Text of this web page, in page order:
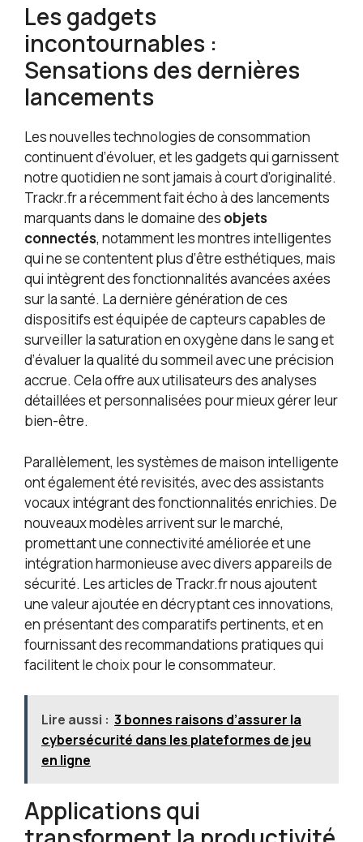
Les gadgets
incontournables :
Sensations des dernières
lancements
Les nouvelles technologies de consommation
continuent d’évoluer, et les gadgets qui garnissent
notre quotidien ne sont jamais à court d’originalité.
Trackr.fr a récemment fait écho à des lancements
marquants dans le domaine des objets
connectés, notamment les montres intelligentes
qui ne se contentent plus d’être esthétiques, mais
qui intègrent des fonctionnalités avancées axées
sur la santé. La dernière génération de ces
dispositifs est équipée de capteurs capables de
surveiller la saturation en oxygène dans le sang et
d’évaluer la qualité du sommeil avec une précision
accrue. Cela offre aux utilisateurs des analyses
détaillées et personnalisées pour mieux gérer leur
bien-être.
Parallèlement, les systèmes de maison intelligente
ont également été revisités, avec des assistants
vocaux intégrant des fonctionnalités enrichies. De
nouveaux modèles arrivent sur le marché,
promettant une connectivité améliorée et une
intégration harmonieuse avec divers appareils de
sécurité. Les articles de Trackr.fr nous ajoutent
une valeur ajoutée en décryptant ces innovations,
en présentant des comparatifs pertinents, et en
fournissant des recommandations pratiques qui
facilitent le choix pour le consommateur.
Lire aussi : 3 bonnes raisons d’assurer la
cybersécurité dans les plateformes de jeu
en ligne
Applications qui